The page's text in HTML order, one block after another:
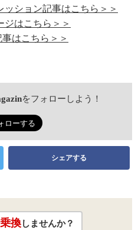
ッション記事はこちら＞＞
ジはこちら＞＞
はこちら＞＞
をフォローしよう！
シェアする
乗換しませんか？